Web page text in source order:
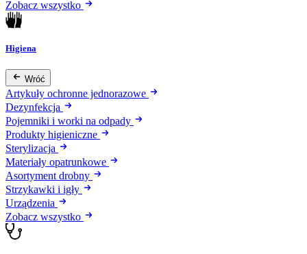
Zobacz wszystko
Higiena
Wróć
Artykuły ochronne jednorazowe
Dezynfekcja
Pojemniki i worki na odpady
Produkty higieniczne
Sterylizacja
Materiały opatrunkowe
Asortyment drobny
Strzykawki i igły
Urządzenia
Zobacz wszystko